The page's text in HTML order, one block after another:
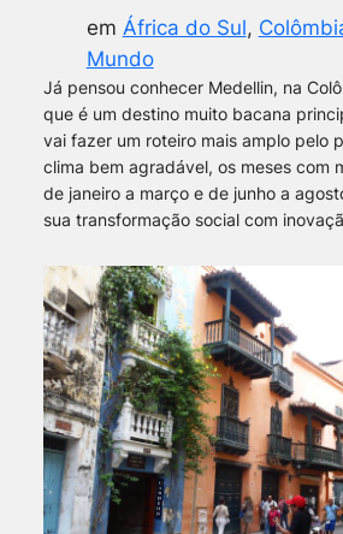
em África do Sul,
Mundo
Já pensou conhecer Medellin, na
que é um destino muito bacana
vai fazer um roteiro mais amplo pelo
clima bem agradável, os meses com
de janeiro a março e de junho a
sua transformação social com